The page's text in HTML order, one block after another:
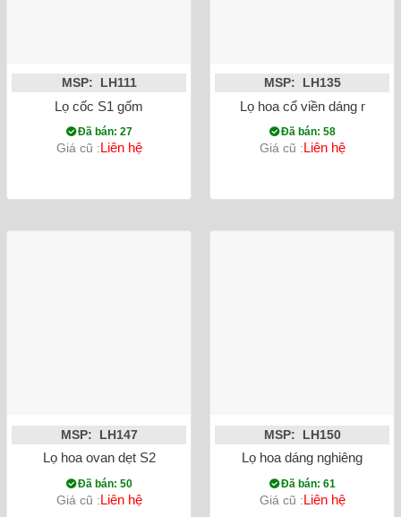
MSP: LH111
Lọ cốc S1 gốm
Đã bán: 27
Giá cũ :Liên hệ
MSP: LH135
Lọ hoa cổ viền dáng mới
Đã bán: 58
Giá cũ :Liên hệ
MSP: LH147
Lọ hoa ovan dẹt S2
Đã bán: 50
Giá cũ :Liên hệ
MSP: LH150
Lọ hoa dáng nghiêng
Đã bán: 61
Giá cũ :Liên hệ